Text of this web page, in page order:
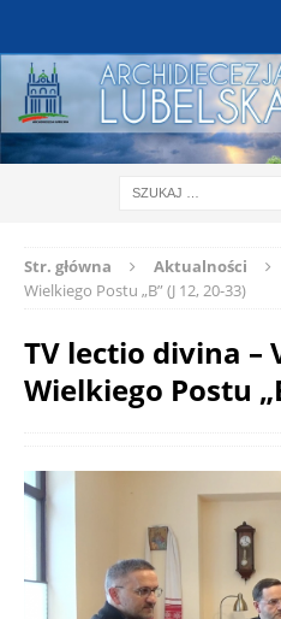
Str. główna Aktualności
Wielkiego Postu „B” (J 12, 20-33)
TV lectio divina –
Wielkiego Postu